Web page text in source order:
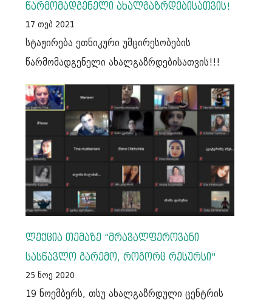
წარმომადგენელი ახალგაზრდებისათვის!
17 თებ 2021
სტაჟირება ეთნიკური უმცირესობების
წარმომადგენელი ახალგაზრდებისათვის!!!
ლექცია თემაზე "მრავალფეროვანი
სასწავლო გარემო, როგორც რესურსი"
25 ნოე 2020
19 ნოემბერს, თსუ ახალგაზრდული ცენტრის